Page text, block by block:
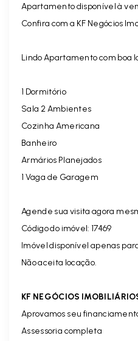
Apartamento disponível à
Confira com a KF Negócios
Lindo Apartamento com boa
1 Dormitório
Sala 2 Ambientes
Cozinha Americana
Banheiro
Armários Planejados
1 Vaga de Garagem
Agende sua visita agora
Código do imóvel: 17469
Imóvel disponível apenas
Não aceita locação.
KF NEGÓCIOS
Aprovamos seu
Assessoria completa